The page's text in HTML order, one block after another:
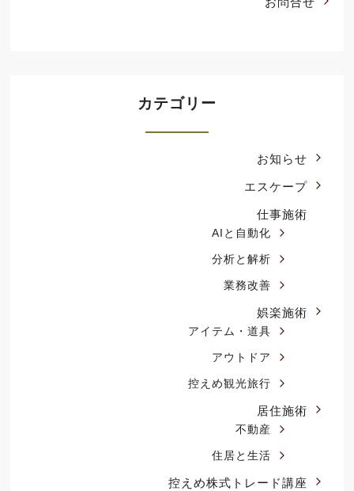
カテゴリー
お知らせ
エスケープ
仕事施術
AIと自動化
分析と解析
業務改善
娯楽施術
アイテム・道具
アウトドア
控えめ観光旅行
居住施術
不動産
住居と生活
控えめ株式トレード講座